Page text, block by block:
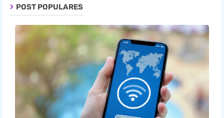
POST POPULARES